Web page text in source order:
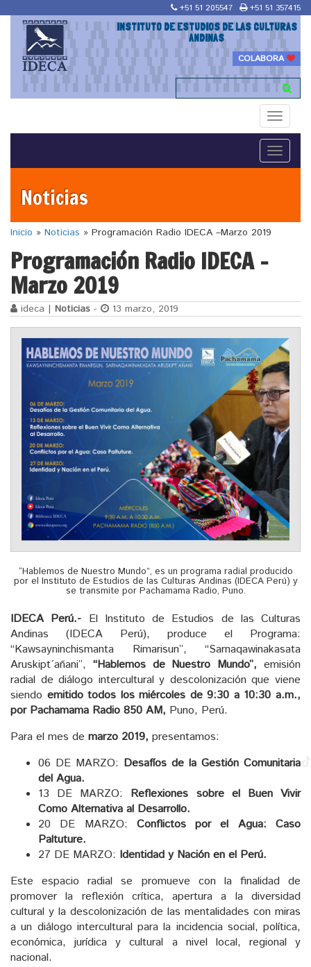
+51 51 205547 +51 51 357415
INSTITUTO DE ESTUDIOS DE LAS CULTURAS
ANDINAS
COLABORA
Toggle
Toggle
Noticias
Inicio » Noticias » Programación Radio IDECA –Marzo 2019
Programación Radio IDECA –
Marzo 2019
ideca | Noticias - 13 marzo, 2019
“Hablemos de Nuestro Mundo”, es un programa radial producido
por el Instituto de Estudios de las Culturas Andinas (IDECA Perú) y
se transmite por Pachamama Radio, Puno.
IDECA Perú.- El Instituto de Estudios de las Culturas
Andinas (IDECA Perú), produce el Programa:
“Kawsayninchismanta Rimarisun”, “Sarnaqawinakasata
Aruskipt´añani”, “Hablemos de Nuestro Mundo”, emisión
radial de diálogo intercultural y descolonización que viene
siendo emitido todos los miércoles de 9:30 a 10:30 a.m.,
por Pachamama Radio 850 AM, Puno, Perú.
Para el mes de marzo 2019, presentamos:
06 DE MARZO: Desafíos de la Gestión Comunitaria
del Agua.
13 DE MARZO: Reflexiones sobre el Buen Vivir
Como Alternativa al Desarrollo.
20 DE MARZO: Conflictos por el Agua: Caso
Paltuture.
27 DE MARZO: Identidad y Nación en el Perú.
Este espacio radial se promueve con la finalidad de
promover la reflexión crítica, apertura a la diversidad
cultural y la descolonización de las mentalidades con miras
a un diálogo intercultural para la incidencia social, política,
económica, jurídica y cultural a nivel local, regional y
nacional.